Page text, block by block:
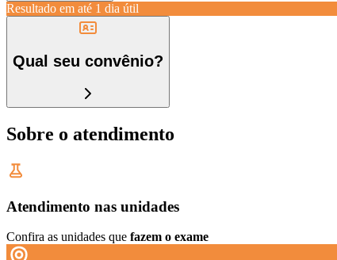
Resultado em até 1 dia útil
Qual seu convênio?
Sobre o atendimento
Atendimento nas unidades
Confira as unidades que fazem o exame